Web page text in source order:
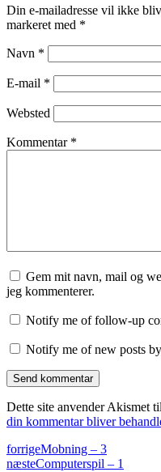
Din e-mailadresse vil ikke
markeret med *
Navn *
E-mail *
Websted
Kommentar *
Gem mit navn, mail og
jeg kommenterer.
Notify me of follow-up
Notify me of new posts
Dette site anvender Akismet
din kommentar bliver
forrigeMobning – 3
næsteComputerspil – 1